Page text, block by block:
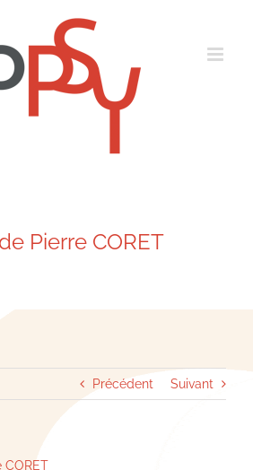
Pierre CORET
Précédent Suivant
CORET